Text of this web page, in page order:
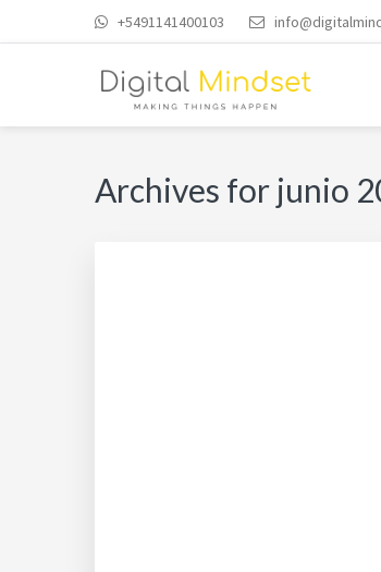
to
to
to
+5491141400103
DIGITAL
Archives for junio